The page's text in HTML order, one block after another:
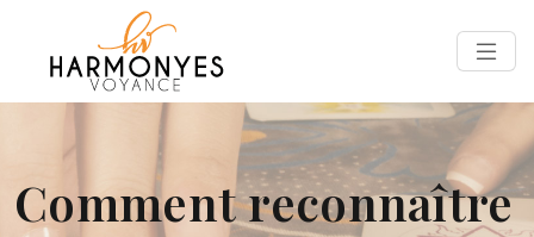
Comment reconnaître